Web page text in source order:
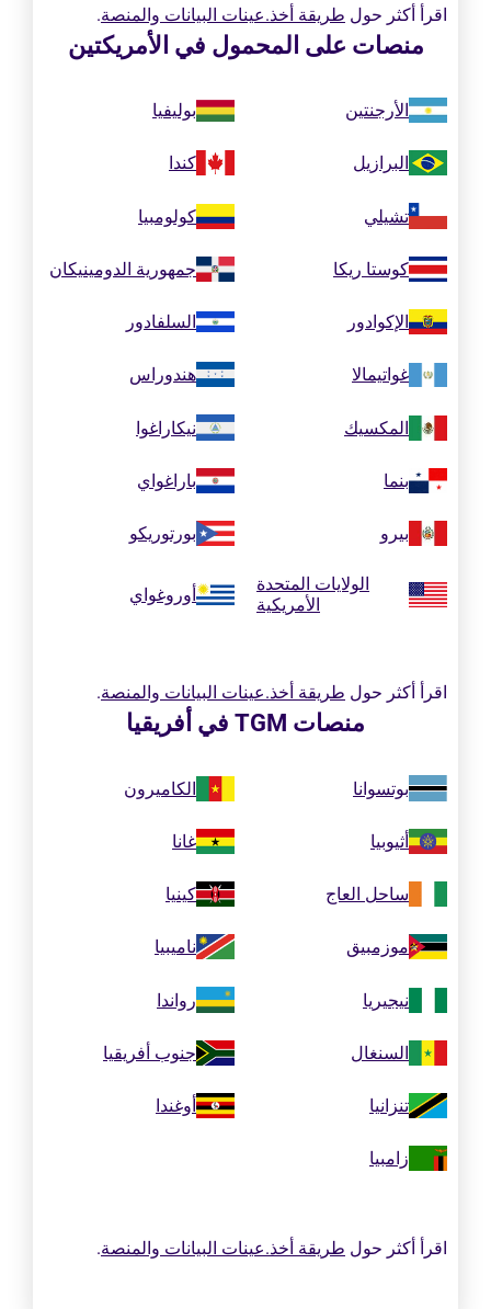
اقرأ أكثر حول طريقة أخذ.عينات البيانات والمنصة.
منصات على المحمول في الأمريكتين
الأرجنتين بوليفيا
البرازيل كندا
تشيلي كولومبيا
كوستا ريكا جمهورية الدومينيكان
الإكوادور السلفادور
غواتيمالا هندوراس
المكسيك نيكاراغوا
بنما باراغواي
بيرو بورتوريكو
الولايات المتحدة
الأمريكية
أوروغواي
اقرأ أكثر حول طريقة أخذ.عينات البيانات والمنصة.
منصات TGM في أفريقيا
بوتسوانا الكاميرون
أثيوبيا غانا
ساحل العاج كينيا
موزمبيق ناميبيا
نيجيريا رواندا
السنغال جنوب أفريقيا
تنزانيا أوغندا
زامبيا
اقرأ أكثر حول طريقة أخذ.عينات البيانات والمنصة.